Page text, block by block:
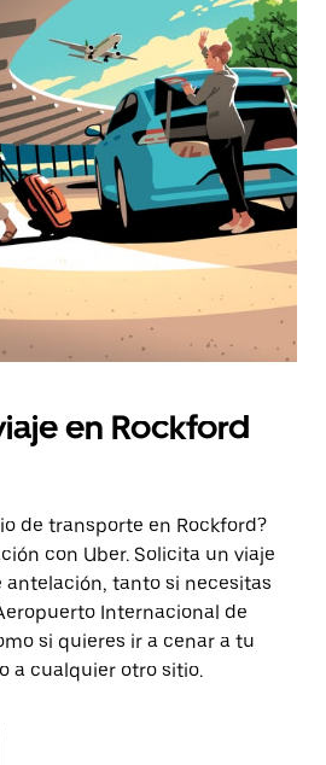
en Rockford
de transporte en Rockford?
con Uber. Solicita un viaje
antelación, tanto si necesitas
Internacional de
si quieres ir a cenar a tu
a cualquier otro sitio.